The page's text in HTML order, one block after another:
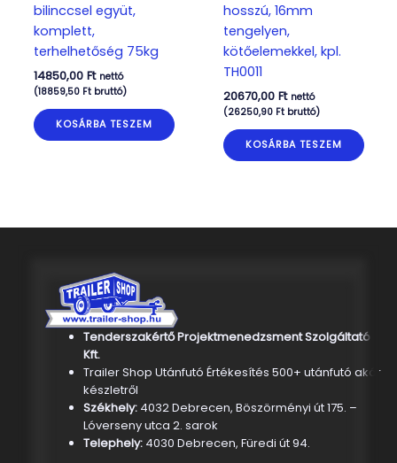
bilinccsel együt,
komplett,
terhelhetőség 75kg
14850,00 Ft nettó
(18859,50 Ftbruttó)
KOSÁRBA TESZEM
hosszú, 16mm
tengelyen,
kötőelemekkel, kpl.
TH0011
20670,00 Ft nettó
(26250,90 Ftbruttó)
KOSÁRBA TESZEM
Tenderszakértő Projektmenedzsment Szolgáltató
Kft.
Trailer Shop Utánfutó Értékesítés 500+ utánfutó akár
készletről
Székhely: 4032 Debrecen, Böszörményi út 175. –
Lóverseny utca 2. sarok
Telephely:4030 Debrecen, Füredi út 94.